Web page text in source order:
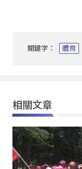
關鍵字： 體育
相關文章